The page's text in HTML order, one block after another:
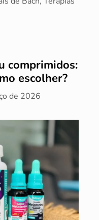
comprimidos:
escolher?
de 2026